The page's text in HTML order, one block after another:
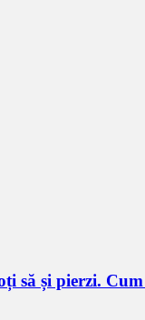
să și pierzi.